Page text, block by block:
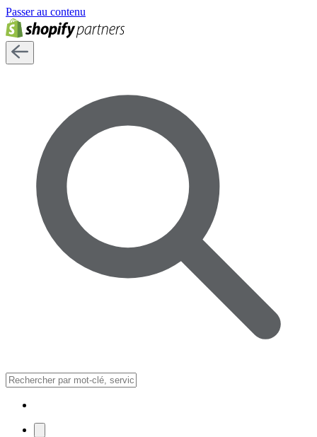
Passer au contenu